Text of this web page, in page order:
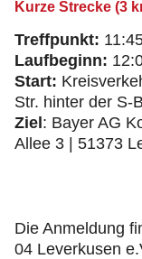
Kurze Strecke (3
Treffpunkt:
Laufbeginn:
Start:
Str. hinter der S-
Ziel : Bayer AG
Allee 3 | 51373
Die Anmeldung
04 Leverkusen